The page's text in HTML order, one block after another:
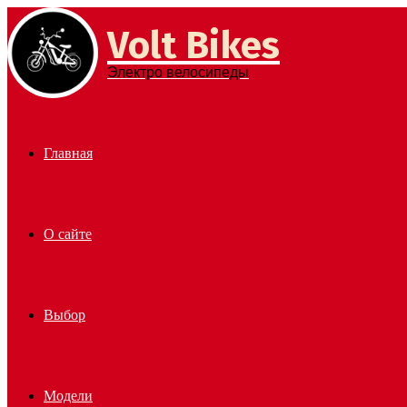
Menu Volt Bikes
Электро велосипеды
Главная
О сайте
Выбор
Модели